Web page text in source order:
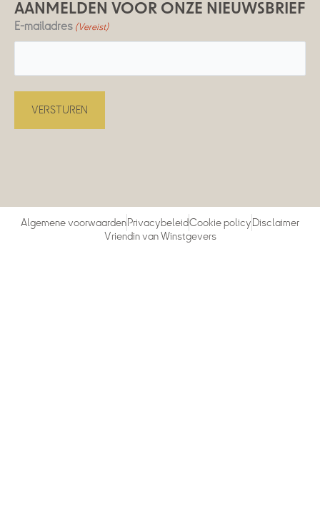
AANMELDEN VOOR ONZE NIEUWSBRIEF
E-mailadres (Vereist)
Algemene voorwaardenPrivacybeleidCookie policyDisclaimer
Vriendin van Winstgevers